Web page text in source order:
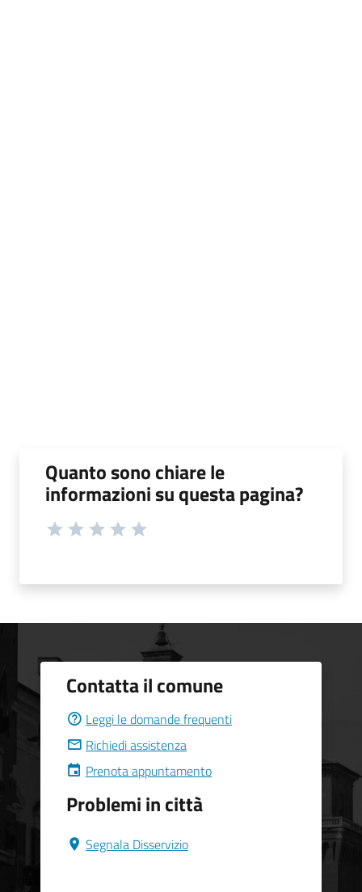
Quanto sono chiare le
informazioni su questa pagina?
Contatta il comune
Leggi le domande frequenti
Richiedi assistenza
Prenota appuntamento
Problemi in città
Segnala Disservizio